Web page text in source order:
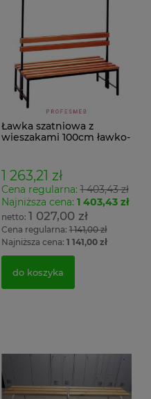
Ławka szatniowa z
wieszakami 100cm ławko-
1 263,21 zł
Cena regularna:1 403,43 zł
Najniższa cena: 1 403,43 zł
1 027,00 zł
Cena regularna:1 141,00 zł
Najniższa cena: 1 141,00 zł
do koszyka